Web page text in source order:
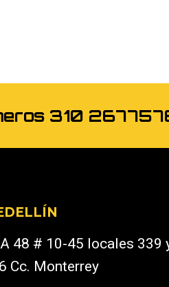
310
48 # 10-45 locales 339
Cc. Monterrey